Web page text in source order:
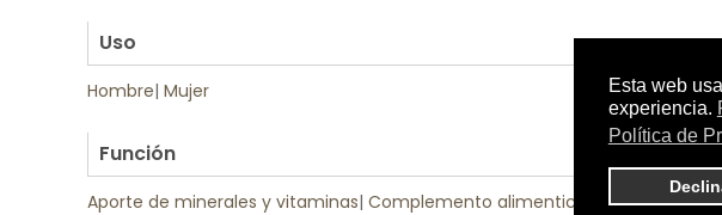
Uso
Hombre| Mujer
Función
Aporte de minerales y vitaminas| Complemento alimenticio Control de